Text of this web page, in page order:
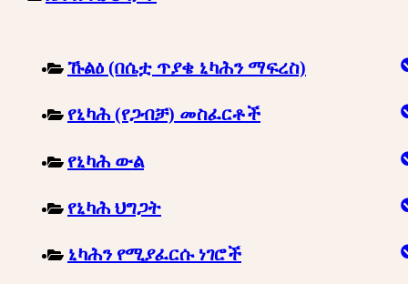
ኹልዕ (በሴቷ ጥያቄ ኒካሕን ማፍረስ)
የኒካሕ (የጋብቻ) መስፈርቶች
የኒካሕ ውል
የኒካሕ ህግጋት
ኒካሕን የሚያፈርሱ ነገሮች